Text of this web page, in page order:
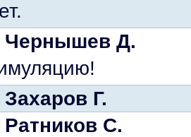
Чернышев Д.
Захаров Г.
Ратников С.